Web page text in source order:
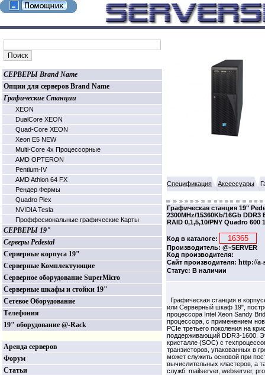
СЕРВЕРЫ Brand Name
Опции для серверов Brand Name
Графические Станции
XEON
DualCore XEON
Quad-Core XEON
Xeon E5 NEW
Multi-Core 4х Процессорные
AMD OPTERON
Pentium-IV
AMD Athlon 64 FX
Рендер Фермы
Quadro Plex
NVIDIA Tesla
Проффесиональные графические Карты
СЕРВЕРЫ 19"
Серверы Pedestal
Серверные корпуса 19"
Серверные Комплектующие
Серверное оборудование SuperMicro
Серверные шкафы и стойки 19"
Сетевое Оборудование
Телефония
19" оборудование @-Rack
Аренда серверов
Форум
Статьи
Спецификация Аксессуары
Графическая станция 19"
2300MHz/15360Kb/16Gb DDR3
RAID 0,1,5,10/PNY Quadro 600
Код в каталоге:
Производитель: @-SERVER
Код производителя:
Сайт производителя: http://a-
Статус: В наличии
Графическая станция в
или Серверный шкаф 19",
процессора Intel Xeon Sandy
процессора, с применением
PCIe третьего поколения на
поддерживающий DDR3-1600.
кристалле (SOC) с
транзисторов, упакованных в
может служить основой при
вычислительных кластеров, а
служб: mailserver, webserver,